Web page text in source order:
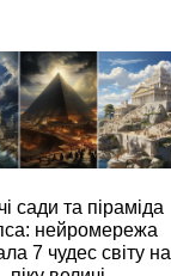
сади та піраміда
нейромережа
7 чудес світу на